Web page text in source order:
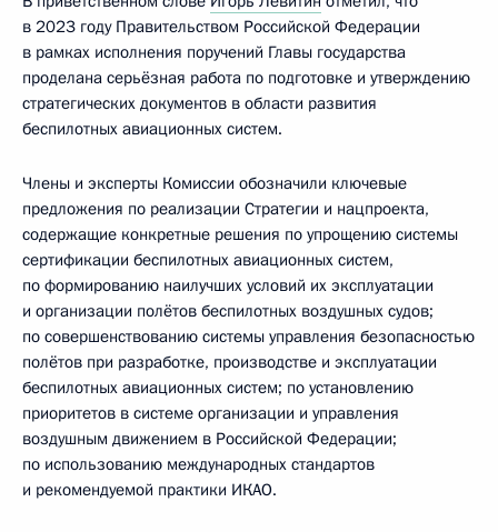
в 2023 году Правительством Российской Федерации
в рамках исполнения поручений Главы государства
проделана серьёзная работа по подготовке и утверждению
стратегических документов в области развития
беспилотных авиационных систем.
Члены и эксперты Комиссии обозначили ключевые
предложения по реализации Стратегии и нацпроекта,
содержащие конкретные решения по упрощению системы
сертификации беспилотных авиационных систем,
по формированию наилучших условий их эксплуатации
и организации полётов беспилотных воздушных судов;
по совершенствованию системы управления безопасностью
полётов при разработке, производстве и эксплуатации
беспилотных авиационных систем; по установлению
приоритетов в системе организации и управления
воздушным движением в Российской Федерации;
по использованию международных стандартов
и рекомендуемой практики ИКАО.